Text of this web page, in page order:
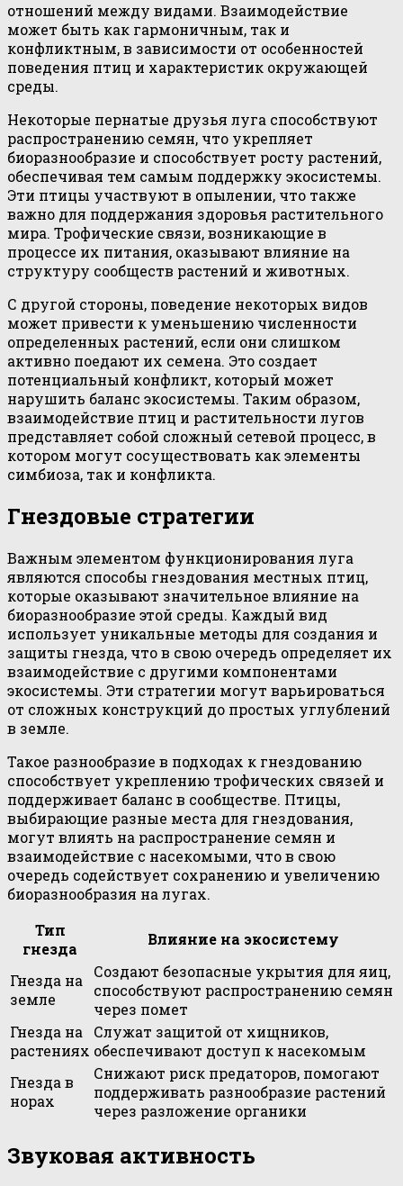
отношений между видами. Взаимодействие
может быть как гармоничным, так и
конфликтным, в зависимости от особенностей
поведения птиц и характеристик окружающей
среды.
Некоторые пернатые друзья луга способствуют
распространению семян, что укрепляет
биоразнообразие и способствует росту растений,
обеспечивая тем самым поддержку экосистемы.
Эти птицы участвуют в опылении, что также
важно для поддержания здоровья растительного
мира. Трофические связи, возникающие в
процессе их питания, оказывают влияние на
структуру сообществ растений и животных.
С другой стороны, поведение некоторых видов
может привести к уменьшению численности
определенных растений, если они слишком
активно поедают их семена. Это создает
потенциальный конфликт, который может
нарушить баланс экосистемы. Таким образом,
взаимодействие птиц и растительности лугов
представляет собой сложный сетевой процесс, в
котором могут сосуществовать как элементы
симбиоза, так и конфликта.
Гнездовые стратегии
Важным элементом функционирования луга
являются способы гнездования местных птиц,
которые оказывают значительное влияние на
биоразнообразие этой среды. Каждый вид
использует уникальные методы для создания и
защиты гнезда, что в свою очередь определяет их
взаимодействие с другими компонентами
экосистемы. Эти стратегии могут варьироваться
от сложных конструкций до простых углублений
в земле.
Такое разнообразие в подходах к гнездованию
способствует укреплению трофических связей и
поддерживает баланс в сообществе. Птицы,
выбирающие разные места для гнездования,
могут влиять на распространение семян и
взаимодействие с насекомыми, что в свою
очередь содействует сохранению и увеличению
биоразнообразия на лугах.
Тип
гнезда
Влияние на экосистему
Гнезда на
земле
Создают безопасные укрытия для яиц,
способствуют распространению семян
через помет
Гнезда на
растениях
Служат защитой от хищников,
обеспечивают доступ к насекомым
Гнезда в
норах
Снижают риск предаторов, помогают
поддерживать разнообразие растений
через разложение органики
Звуковая активность